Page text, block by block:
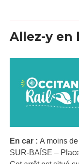
Allez-y en
En car : A moins
SUR-BAÏSE –